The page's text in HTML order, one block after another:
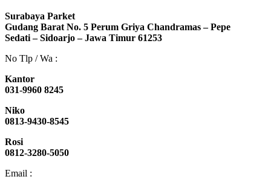
Surabaya Parket
Gudang Barat No. 5 Perum Griya Chandramas – Pepe
Sedati – Sidoarjo – Jawa Timur 61253
No Tlp / Wa :
Kantor
031-9960 8245
Niko
0813-9430-8545
Rosi
0812-3280-5050
Email :